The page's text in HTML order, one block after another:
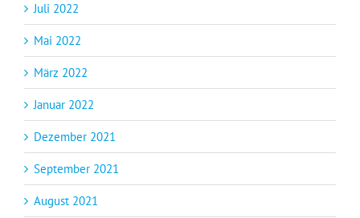
Juli 2022
Mai 2022
März 2022
Januar 2022
Dezember 2021
September 2021
August 2021